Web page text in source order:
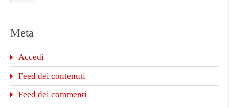
Meta
Accedi
Feed dei contenuti
Feed dei commenti